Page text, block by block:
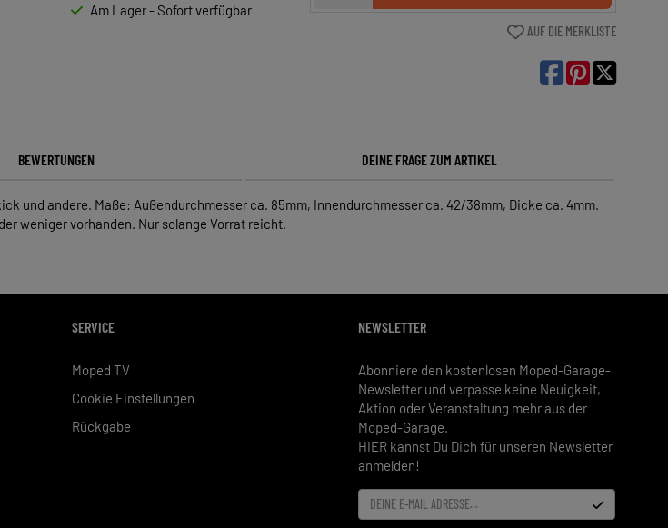
Am Lager - Sofort verfügbar
AUF DIE MERKLISTE

BEWERTUNGEN DEINE FRAGE ZUM ARTIKEL
und andere. Maße: Außendurchmesser ca. 85mm, Innendurchmesser ca. 42/38mm, Dicke ca. 4mm.
weniger vorhanden. Nur solange Vorrat reicht.
SERVICE
Moped TV
Cookie Einstellungen
Rückgabe
NEWSLETTER
Abonniere den kostenlosen Moped-Garage-
Newsletter und verpasse keine Neuigkeit,
Aktion oder Veranstaltung mehr aus der
Moped-Garage.
HIER kannst Du Dich für unseren Newsletter
anmelden!
DEINE E-MAIL ADRESSE...